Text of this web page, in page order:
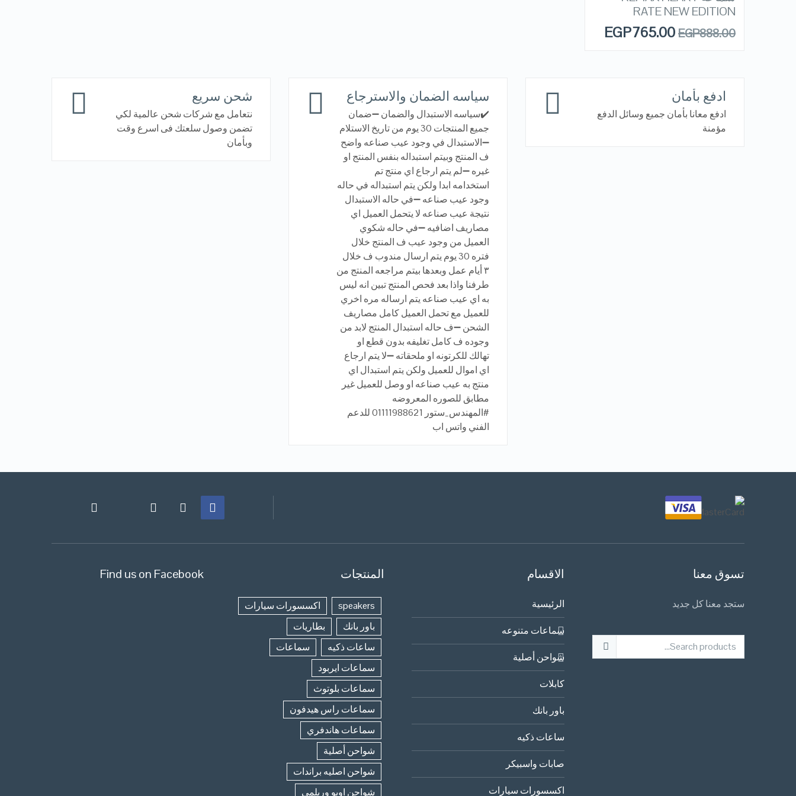
STOCK
QUICK LOOK
RATE NEW EDITION
EGP888.00
EGP765.00
ادفع بأمان
ادفع معانا بأمان جميع وسائل الدفع
مؤمنة
سياسه الضمان والاسترجاع
✔️سياسه الاستبدال والضمان ➖ضمان
جميع المنتجات 30 يوم من تاريخ الاستلام
➖الاستبدال في وجود عيب صناعه واضح
ف المنتج وبيتم استبداله بنفس المنتج او
غيره ➖لم يتم ارجاع اي منتج تم
استخدامه ابدا ولكن يتم استبداله في حاله
وجود عيب صناعه ➖في حاله الاستبدال
نتيجة عيب صناعه لا يتحمل العميل اي
مصاريف اضافيه ➖في حاله شكوي
العميل من وجود عيب ف المنتج خلال
فتره 30 يوم يتم ارسال مندوب ف خلال
٣ أيام عمل وبعدها بيتم مراجعه المنتج من
طرفنا واذا بعد فحص المنتج تبين انه ليس
به اي عيب صناعه يتم ارساله مره اخري
للعميل مع تحمل العميل كامل مصاريف
الشحن ➖ف حاله استبدال المنتج لابد من
وجوده ف كامل تغليفه بدون قطع او
تهالك للكرتونه او ملحقاته ➖لا يتم ارجاع
اي اموال للعميل ولكن يتم استبدال اي
منتج به عيب صناعه او وصل للعميل غير
مطابق للصوره المعروضه
#المهندس_ستور 01111988621 للدعم
الفني واتس اب
شحن سريع
نتعامل مع شركات شحن عالمية لكي
تضمن وصول سلعتك فى اسرع وقت
وبأمان
تسوق معنا
ستجد معنا كل جديد
الاقسام
الرئيسية
سماعات متنوعه
شواحن أصلية
كابلات
باور بانك
ساعات ذكيه
صابات واسبيكر
اكسسورات سيارات
المنتجات
speakers
اكسسورات سيارات
باور بانك
بطاريات
ساعات ذكيه
سماعات
سماعات ايربود
سماعات بلوتوث
سماعات راس هيدفون
سماعات هاندفري
شواحن أصلية
شواحن اصليه براندات
شواحن اوبو وريلمي
Find us on Facebook